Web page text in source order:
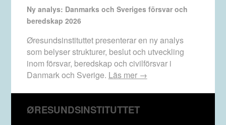
Ny analys: Danmarks och Sveriges försvar och
beredskap 2026
Øresundsinstituttet presenterar en ny analys
som belyser strukturer, beslut och utveckling
inom försvar, beredskap och civilförsvar i
Danmark och Sverige. Läs mer →
ØRESUNDSINSTITUTTET